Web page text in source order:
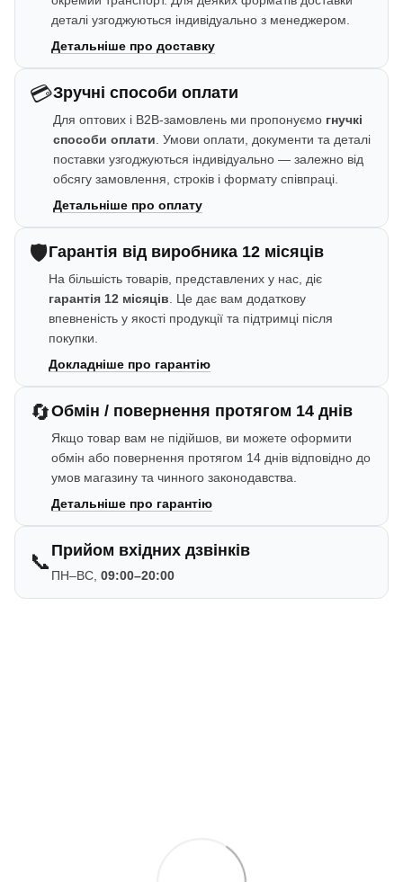
деталі узгоджуються індивідуально з менеджером.
Детальніше про доставку
💳Зручні способи оплати
Для оптових і B2B-замовлень ми пропонуємо гнучкі
способи оплати . Умови оплати, документи та деталі
поставки узгоджуються індивідуально — залежно від
обсягу замовлення, строків і формату співпраці.
Детальніше про оплату
🛡️Гарантія від виробника 12 місяців
На більшість товарів, представлених у нас, діє
гарантія 12 місяців . Це дає вам додаткову
впевненість у якості продукції та підтримці після
покупки.
Докладніше про гарантію
🔄Обмін / повернення протягом 14 днів
Якщо товар вам не підійшов, ви можете оформити
обмін або повернення протягом 14 днів відповідно до
умов магазину та чинного законодавства.
Детальніше про гарантію
📞 Прийом вхідних дзвінків
ПН–ВС, 09:00–20:00